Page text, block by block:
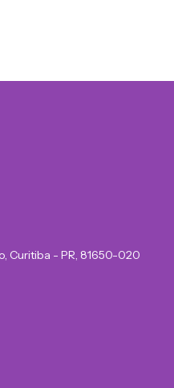
Curitiba - PR, 81650-020